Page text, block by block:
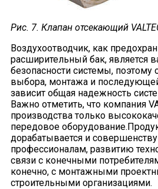
Рис. 7. Клапан отсекающий V
Воздухоотводчик, как
расширительный бак,
безопасности системы, поэтому
выбора, монтажа и
зависит общая надежность
Важно отметить, что компания
производства только
передовое
дорабатывается и
профессионалам, развитию
связи с конечными
конечно, с монтажными
строительными организациями.